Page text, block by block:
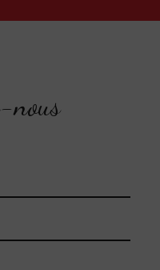
nous